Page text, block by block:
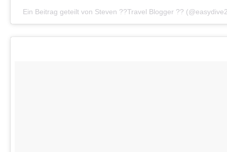
Ein Beitrag geteilt von Steven ??Travel Blogger ??